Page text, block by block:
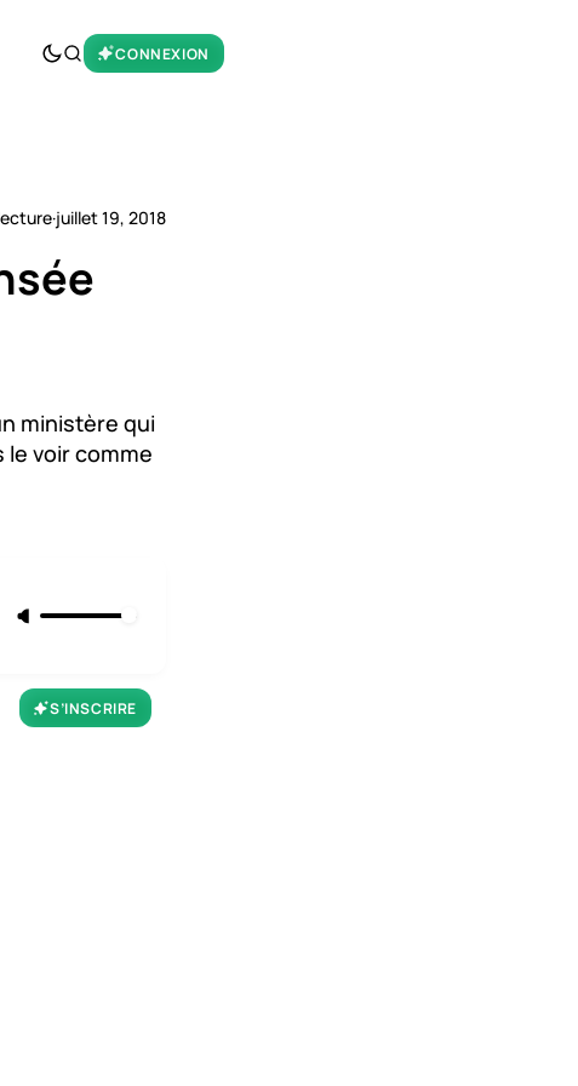
CONNEXION
·juillet 19, 2018
ministère qui
le voir comme
S’INSCRIRE